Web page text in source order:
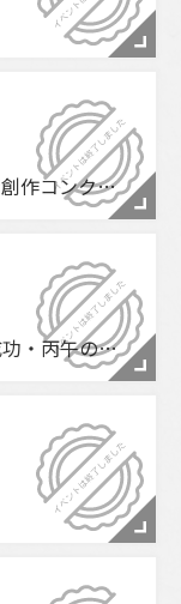
115年 澎湖県ニュータレント賞 美術創作コンクール 受賞作品展
中華文耀文教経貿交流協会 「馬到成功・丙午の美」会員合同展